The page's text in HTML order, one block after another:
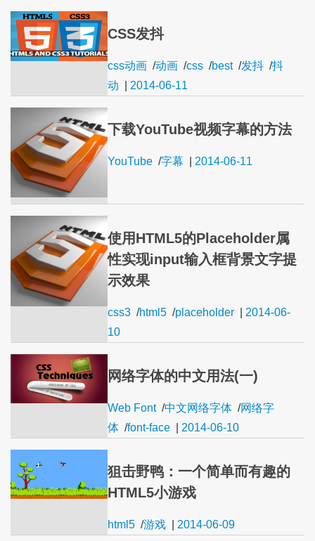
CSS发抖
css动画 /动画 /css /best /发抖 /抖
动
2014-06-11
下载YouTube视频字幕的方法
YouTube /字幕 2014-06-11
使用HTML5的Placeholder属
性实现input输入框背景文字提
示效果
css3 /html5 /placeholder
2014-06-
10
网络字体的中文用法(一)
Web Font /中文网络字体 /网络字
体 /font-face 2014-06-10
狙击野鸭：一个简单而有趣的
HTML5小游戏
html5 /游戏 2014-06-09